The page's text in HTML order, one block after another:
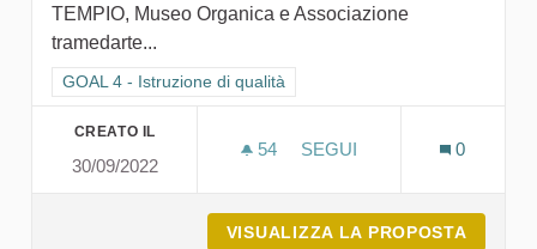
TEMPIO, Museo Organica e Associazione
tramedarte...
Filtra i risultati per categoria: GOAL 4 - Istruzione di qualità
GOAL 4 - Istruzione di qualità
CREATO IL
30/09/2022
54 54 SOSTENITORI
SEGUI
0
VISUALIZZA LA PROPOSTA